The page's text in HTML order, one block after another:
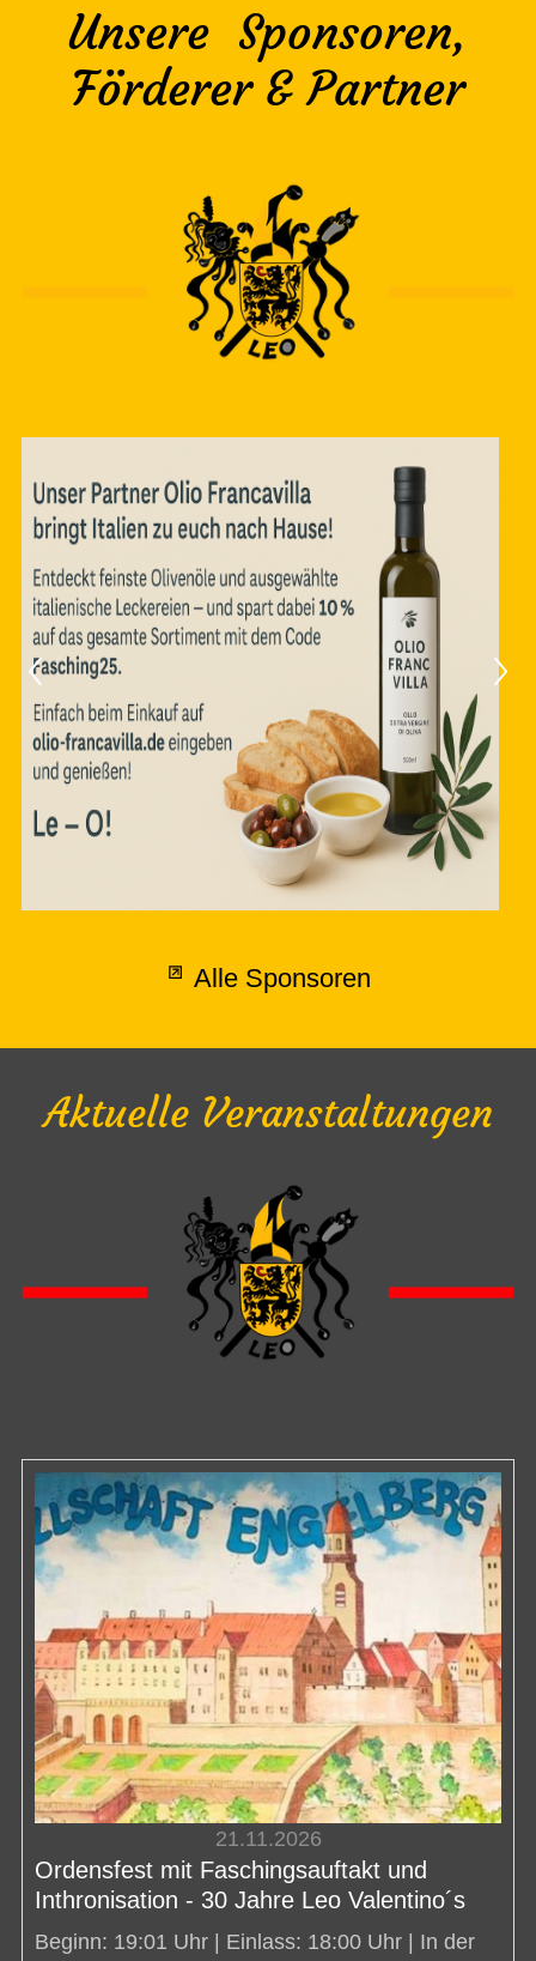
Unsere Sponsoren,
Förderer & Partner
Alle Sponsoren
Aktuelle Veranstaltungen
21.11.2026
Ordensfest mit Faschingsauftakt und
Inthronisation - 30 Jahre Leo Valentino´s
Beginn: 19:01 Uhr | Einlass: 18:00 Uhr | In der